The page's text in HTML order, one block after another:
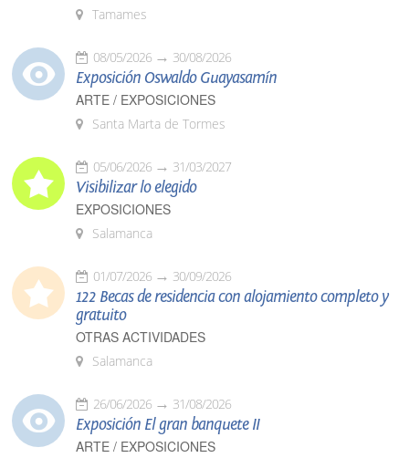
Tamames
08/05/2026 30/08/2026
Exposición Oswaldo Guayasamín
ARTE / EXPOSICIONES
Santa Marta de Tormes
05/06/2026 31/03/2027
Visibilizar lo elegido
EXPOSICIONES
Salamanca
01/07/2026 30/09/2026
122 Becas de residencia con alojamiento completo y
gratuito
OTRAS ACTIVIDADES
Salamanca
26/06/2026 31/08/2026
Exposición El gran banquete II
ARTE / EXPOSICIONES